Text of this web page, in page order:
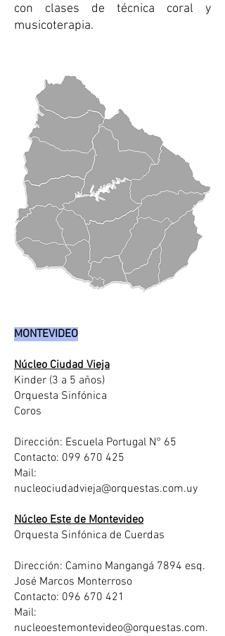
con clases de técnica coral y
musicoterapia.
MONTEVIDEO
Núcleo Ciudad Vieja
Kinder (3 a 5 años)
Orquesta Sinfónica
Coros
Dirección: Escuela Portugal N° 65
Contacto: 099 670 425
Mail:
nucleociudadvieja@orquestas.com.uy
Núcleo Este de Montevideo
Orquesta Sinfónica de Cuerdas
Dirección: Camino Mangangá 7894 esq.
José Marcos Monterroso
Contacto: 096 670 421
Mail:
nucleoestemontevideo@orquestas.com.